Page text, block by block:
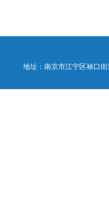
地址：南京市江宁区禄口街